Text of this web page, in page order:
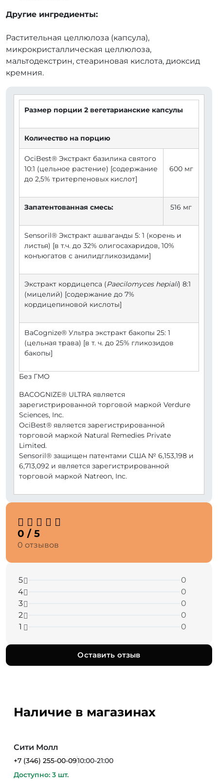
Другие ингредиенты:
Растительная целлюлоза (капсула),
микрокристаллическая целлюлоза,
мальтодекстрин, стеариновая кислота, диоксид
кремния.
Размер порции 2 вегетарианские капсулы
Количество на порцию
OciBest® Экстракт базилика святого
10:1 (цельное растение) [содержание
до 2,5% тритерпеновых кислот]
600 мг
Запатентованная смесь: 516 мг
Sensoril® Экстракт ашваганды 5: 1 (корень и
листья) [в т.ч. до 32% олигосахаридов, 10%
конъюгатов с анилидгликозидами]
Экстракт кордицепса (Paecilomyces hepiali) 8:1
(мицелий) [содержание до 7%
кордицепиновой кислоты]
BaCognize® Ультра экстракт бакопы 25: 1
(цельная трава) [в т. ч. до 25% гликозидов
бакопы]
Без ГМО
BACOGNIZE® ULTRA является
зарегистрированной торговой маркой Verdure
Sciences, Inc.
OciBest® является зарегистрированной
торговой маркой Natural Remedies Private
Limited.
Sensoril® защищен патентами США № 6,153,198 и
6,713,092 и является зарегистрированной
торговой маркой Natreon, Inc.
0 / 5
0 отзывов
5
0
4
0
3
0
2
0
1
0
Оставить отзыв
Наличие в магазинах
Сити Молл
+7 (346) 255-00-0910:00-21:00
Доступно: 3 шт.